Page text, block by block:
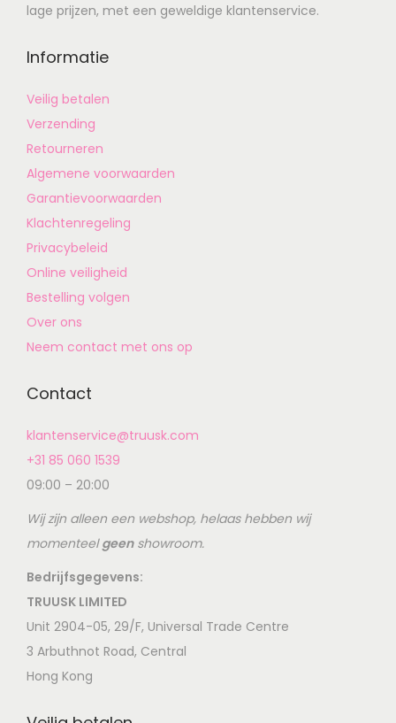
lage prijzen, met een geweldige klantenservice.
Informatie
Veilig betalen
Verzending
Retourneren
Algemene voorwaarden
Garantievoorwaarden
Klachtenregeling
Privacybeleid
Online veiligheid
Bestelling volgen
Over ons
Neem contact met ons op
Contact
klantenservice@truusk.com
+31 85 060 1539
09:00 – 20:00
Wij zijn alleen een webshop, helaas hebben wij
momenteelgeenshowroom.
Bedrijfsgegevens:
TRUUSK LIMITED
Unit 2904-05, 29/F, Universal Trade Centre
3 Arbuthnot Road, Central
Hong Kong